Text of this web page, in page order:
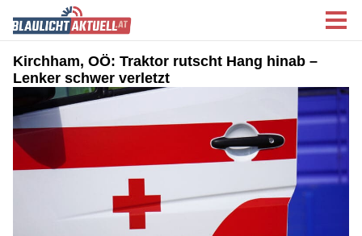
Kirchham, OÖ: Traktor rutscht Hang hinab –
Lenker schwer verletzt